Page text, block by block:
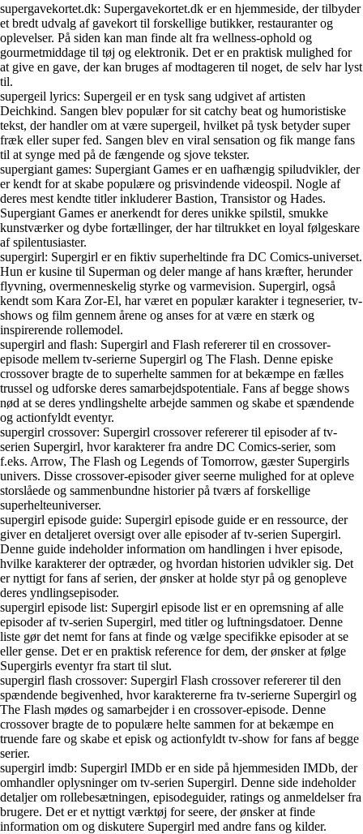
supergavekortet.dk: Supergavekortet.dk er en hjemmeside, der tilbyder
et bredt udvalg af gavekort til forskellige butikker, restauranter og
oplevelser. På siden kan man finde alt fra wellness-ophold og
gourmetmiddage til tøj og elektronik. Det er en praktisk mulighed for
at give en gave, der kan bruges af modtageren til noget, de selv har lyst
til.
supergeil lyrics: Supergeil er en tysk sang udgivet af artisten
Deichkind. Sangen blev populær for sit catchy beat og humoristiske
tekst, der handler om at være supergeil, hvilket på tysk betyder super
fræk eller super fed. Sangen blev en viral sensation og fik mange fans
til at synge med på de fængende og sjove tekster.
supergiant games: Supergiant Games er en uafhængig spiludvikler, der
er kendt for at skabe populære og prisvindende videospil. Nogle af
deres mest kendte titler inkluderer Bastion, Transistor og Hades.
Supergiant Games er anerkendt for deres unikke spilstil, smukke
kunstværker og dybe fortællinger, der har tiltrukket en loyal følgeskare
af spilentusiaster.
supergirl: Supergirl er en fiktiv superheltinde fra DC Comics-universet.
Hun er kusine til Superman og deler mange af hans kræfter, herunder
flyvning, overmenneskelig styrke og varmevision. Supergirl, også
kendt som Kara Zor-El, har været en populær karakter i tegneserier, tv-
shows og film gennem årene og anses for at være en stærk og
inspirerende rollemodel.
supergirl and flash: Supergirl and Flash refererer til en crossover-
episode mellem tv-serierne Supergirl og The Flash. Denne episke
crossover bragte de to superhelte sammen for at bekæmpe en fælles
trussel og udforske deres samarbejdspotentiale. Fans af begge shows
nød at se deres yndlingshelte arbejde sammen og skabe et spændende
og actionfyldt eventyr.
supergirl crossover: Supergirl crossover refererer til episoder af tv-
serien Supergirl, hvor karakterer fra andre DC Comics-serier, som
f.eks. Arrow, The Flash og Legends of Tomorrow, gæster Supergirls
univers. Disse crossover-episoder giver seerne mulighed for at opleve
storslåede og sammenbundne historier på tværs af forskellige
superhelteuniverser.
supergirl episode guide: Supergirl episode guide er en ressource, der
giver en detaljeret oversigt over alle episoder af tv-serien Supergirl.
Denne guide indeholder information om handlingen i hver episode,
hvilke karakterer der optræder, og hvordan historien udvikler sig. Det
er nyttigt for fans af serien, der ønsker at holde styr på og genopleve
deres yndlingsepisoder.
supergirl episode list: Supergirl episode list er en opremsning af alle
episoder af tv-serien Supergirl, med titler og luftningsdatoer. Denne
liste gør det nemt for fans at finde og vælge specifikke episoder at se
eller gense. Det er en praktisk reference for dem, der ønsker at følge
Supergirls eventyr fra start til slut.
supergirl flash crossover: Supergirl Flash crossover refererer til den
spændende begivenhed, hvor karaktererne fra tv-serierne Supergirl og
The Flash mødes og samarbejder i en crossover-episode. Denne
crossover bragte de to populære helte sammen for at bekæmpe en
truende fare og skabe et episk og actionfyldt tv-show for fans af begge
serier.
supergirl imdb: Supergirl IMDb er en side på hjemmesiden IMDb, der
omhandler oplysninger om tv-serien Supergirl. Denne side indeholder
detaljer om rollebesætningen, episodeguider, ratings og anmeldelser fra
brugere. Det er et nyttigt værktøj for seere, der ønsker at finde
information om og diskutere Supergirl med andre fans og kilder.